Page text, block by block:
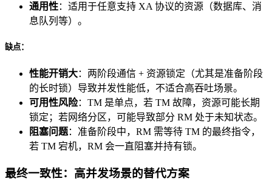
通用性：适用于任意支持 XA 协议的资源（数据库、消
息队列等）。
缺点：
性能开销大：两阶段通信 + 资源锁定（尤其是准备阶段
的长时锁）导致并发性能低，不适合高吞吐场景。
可用性风险：TM 是单点，若 TM 故障，资源可能长期
锁定；若网络分区，可能导致部分 RM 处于未知状态。
阻塞问题：准备阶段中，RM 需等待 TM 的最终指令，
若 TM 宕机，RM 会一直阻塞并持有锁。
最终一致性：高并发场景的替代方案